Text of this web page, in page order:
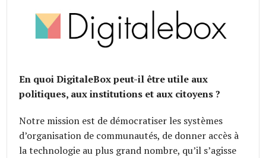
En quoi DigitaleBox peut-il être utile aux
politiques, aux institutions et aux citoyens ?
Notre mission est de démocratiser les systèmes
d’organisation de communautés, de donner accès à
la technologie au plus grand nombre, qu’il s’agisse